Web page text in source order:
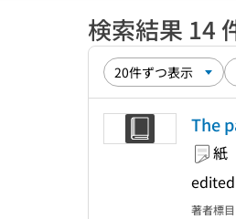
検索結果 14
The
紙
著者標目